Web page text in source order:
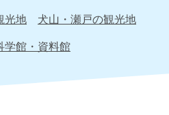
光地
犬山・瀬戸の観光地
学館・資料館